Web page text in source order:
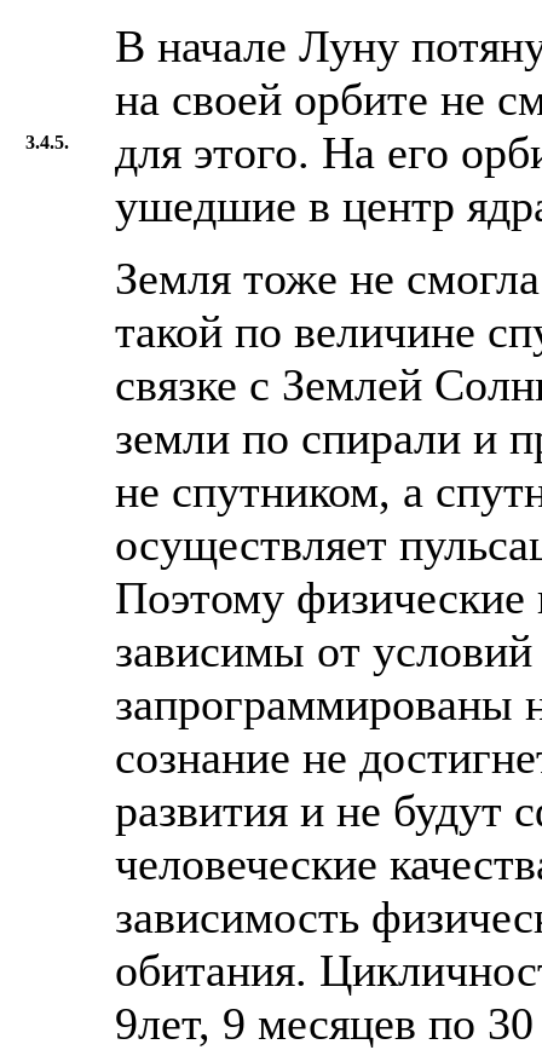
3.4.5.
В начале Луну
на своей орбите не
для этого. На его
ушедшие в центр
Земля тоже не
такой по величине
связке с Землей
земли по спирали и
не спутником, а
осуществляет
Поэтому физические
зависимы от
запрограммированы
сознание не
развития и не
человеческие
зависимость
обитания.
9лет, 9 месяцев по